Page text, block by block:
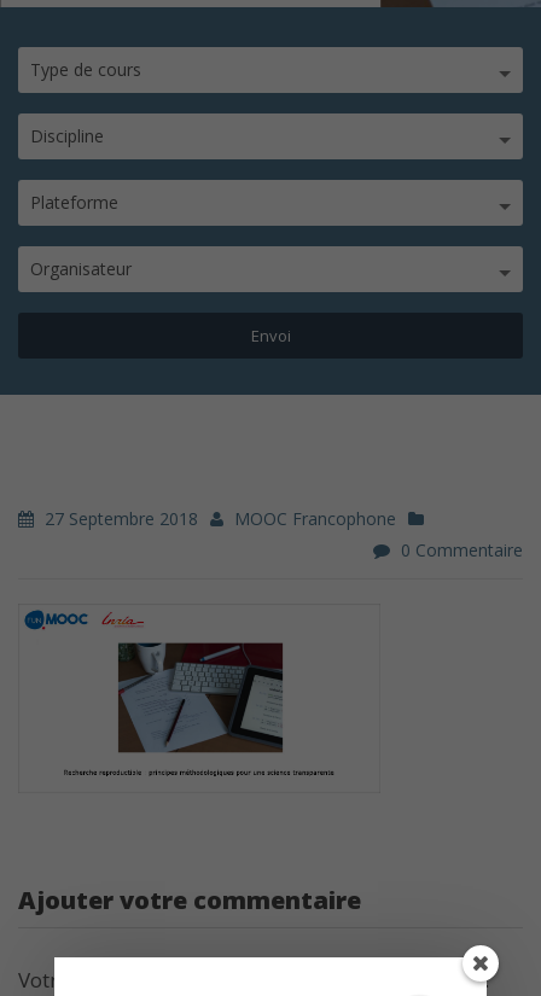
Type de cours
Discipline
Plateforme
Organisateur
27 Septembre 2018
MOOC Francophone
0 Commentaire
Ajouter votre commentaire
Votre adresse de messagerie ne sera pas publiée.